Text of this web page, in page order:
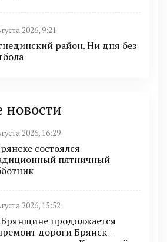
2026, 9:21
район. Ни дня без
новости
2026, 16:29
состоялся
пятничный
2026, 15:52
продолжается
дороги Брянск –